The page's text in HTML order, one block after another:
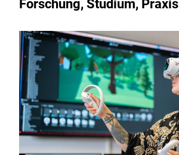
Forschung, Studium, Praxis